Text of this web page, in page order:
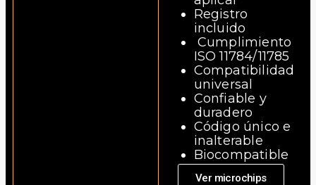
Registro
incluido
Cumplimiento
ISO 11784/11785
Compatibilidad
universal
Confiable y
duradero
Código único e
inalterable
Biocompatible
y seguro
Ver microchips